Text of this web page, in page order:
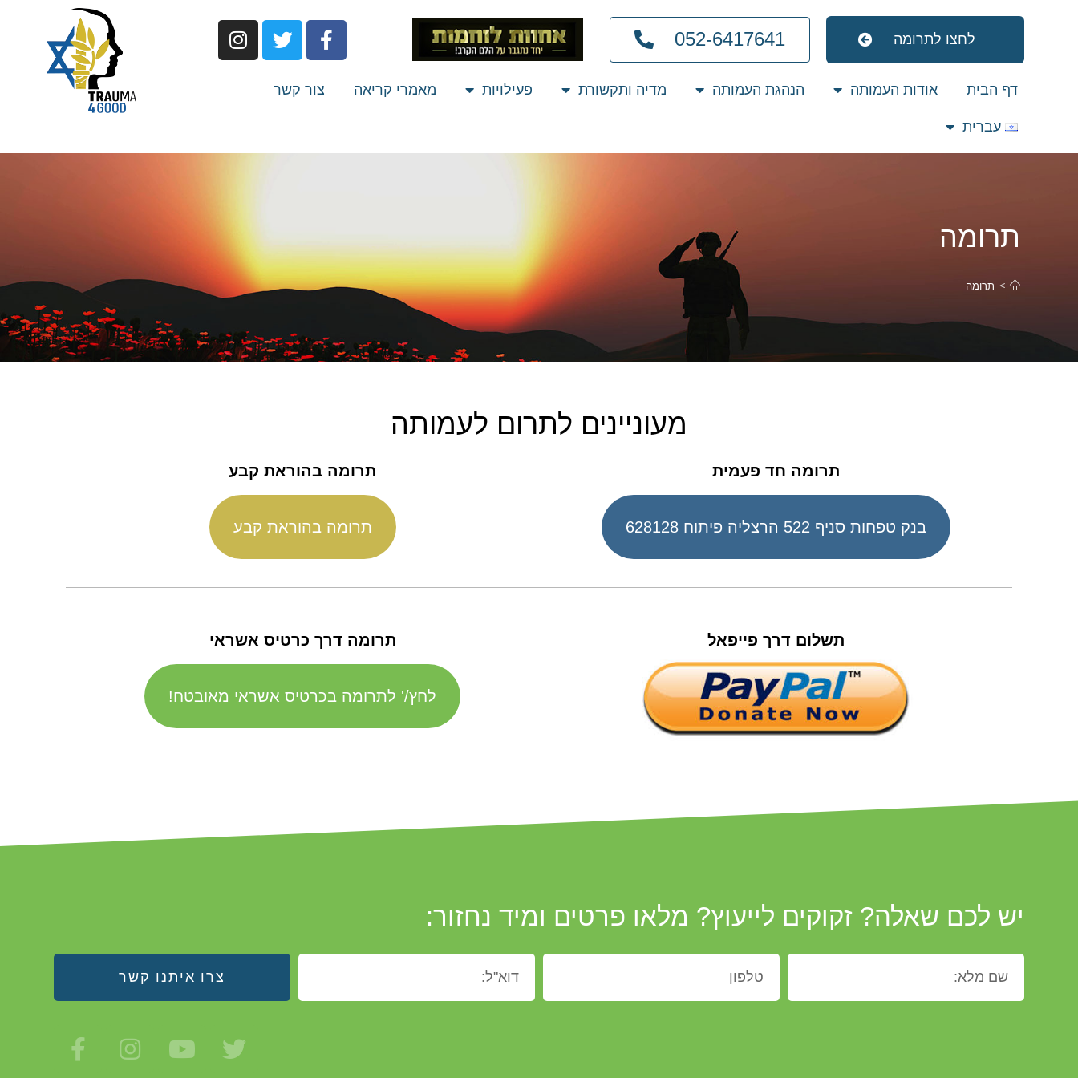
לחצו לתרומה 052-6417641
דף הבית אודות העמותה הנהגת העמותה מדיה ותקשורת פעילויות מאמרי קריאה צור קשר
עברית
תרומה
> תרומה
מעוניינים לתרום לעמותה
תרומה חד פעמית
בנק טפחות סניף 522 הרצליה פיתוח 628128
תרומה בהוראת קבע
תרומה בהוראת קבע
תשלום דרך פייפאל תרומה דרך כרטיס אשראי
לחץ/' לתרומה בכרטיס אשראי מאובטח!
יש לכם שאלה? זקוקים לייעוץ? מלאו פרטים ומיד נחזור:
צרו איתנו קשר